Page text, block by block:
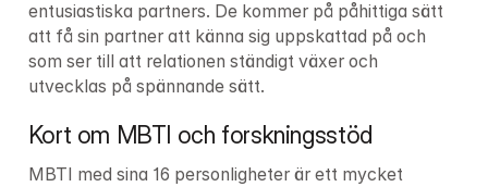
entusiastiska partners. De kommer på påhittiga sätt
att få sin partner att känna sig uppskattad på och
som ser till att relationen ständigt växer och
utvecklas på spännande sätt.
Kort om MBTI och forskningsstöd
MBTI med sina 16 personligheter är ett mycket